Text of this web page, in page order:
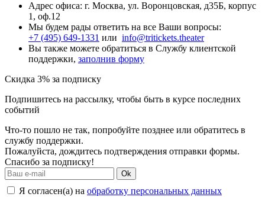
Адрес офиса: г. Москва, ул. Воронцовская, д35Б, корпус
1, оф.12
Мы будем рады ответить на все Ваши вопросы:
+7 (495) 649-1331 или info@tritickets.theater
Вы также можете обратиться в Службу клиентской
поддержки, заполнив форму
Скидка 3% за подписку
Подпишитесь на рассылку, чтобы быть в курсе последних
событий
Что-то пошло не так, попробуйте позднее или обратитесь в
службу поддержки.
Пожалуйста, дождитесь подтверждения отправки формы.
Спасибо за подписку!
Ok
Я согласен(а) на обработку персональных данных